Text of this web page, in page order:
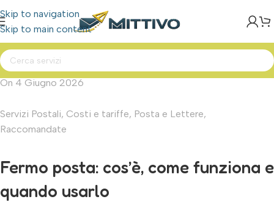
Skip to navigation
Skip to main content
On 4 Giugno 2026
Servizi Postali, Costi e tariffe, Posta e Lettere,
Raccomandate
Fermo posta: cos’è, come funziona e
quando usarlo